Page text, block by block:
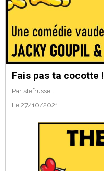
Fais pas ta cocotte !
Par stefrusseil
Le 27/10/2021